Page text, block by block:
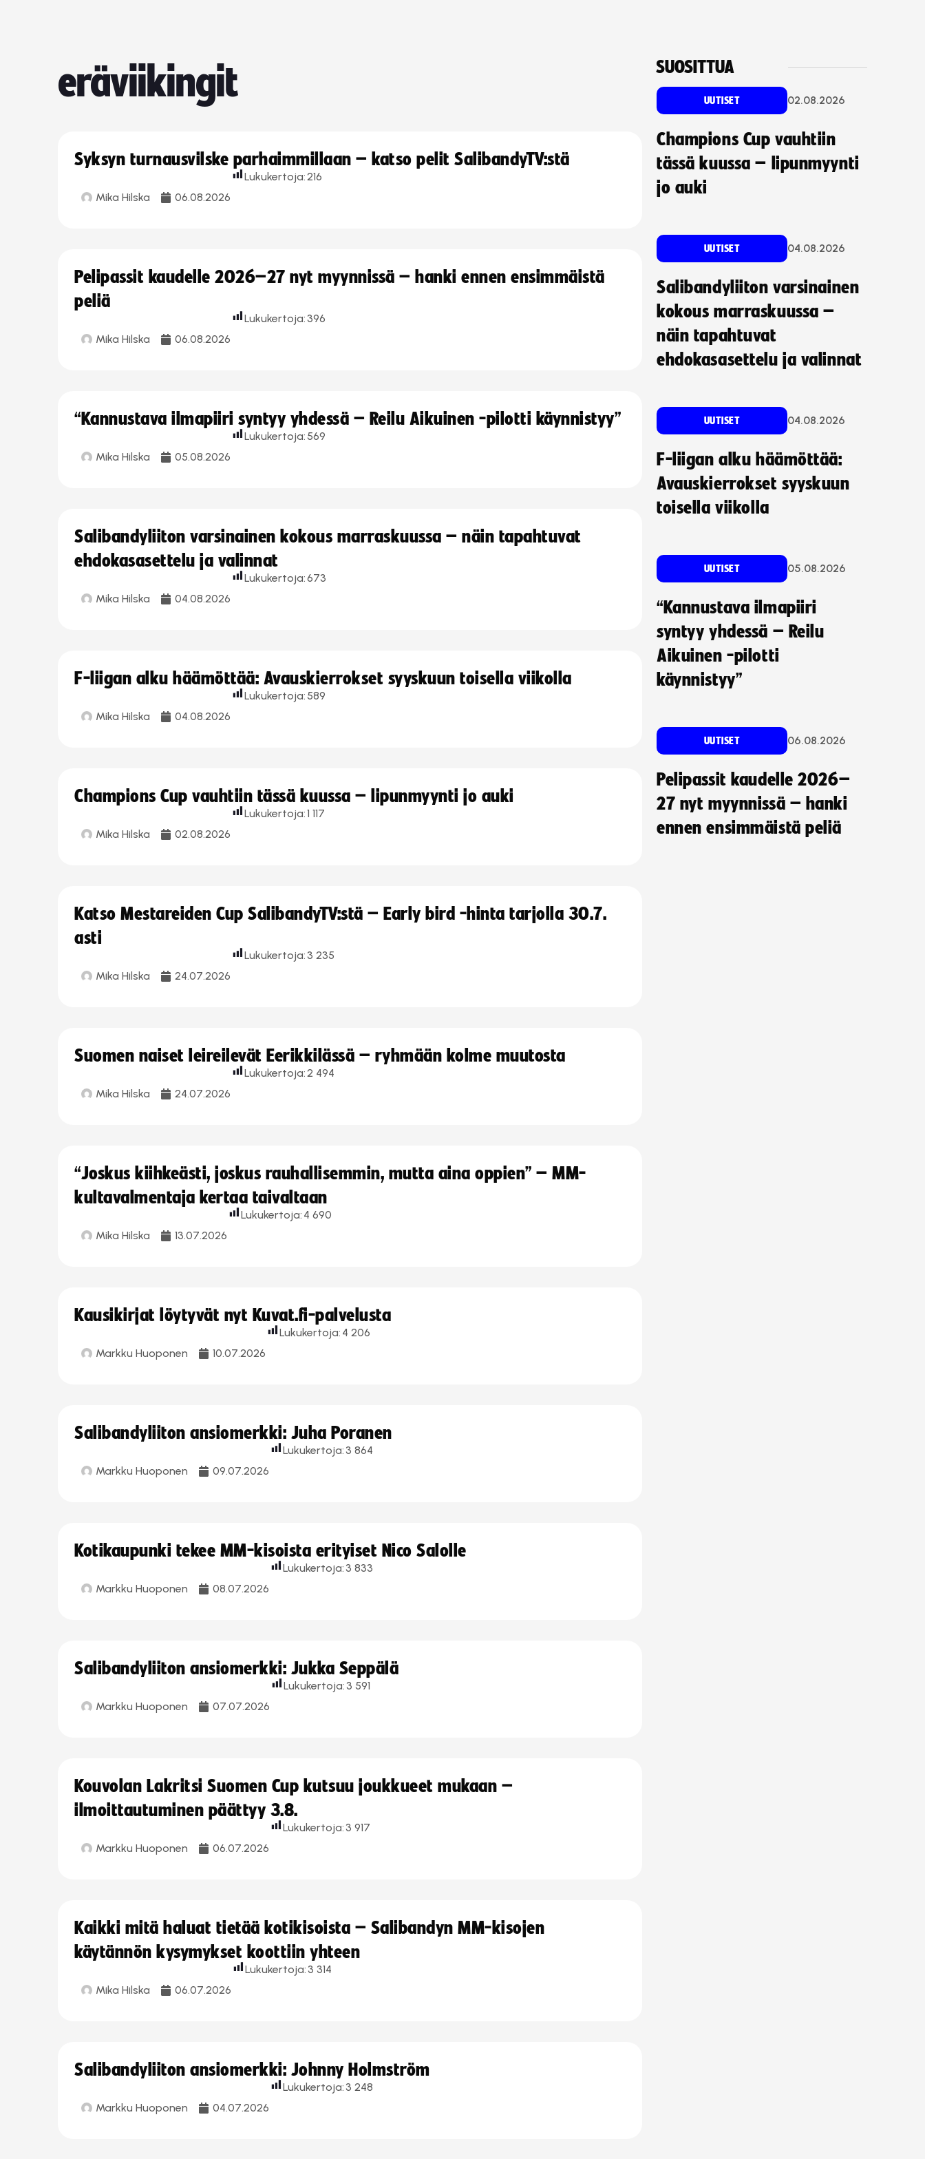
eräviikingit
Syksyn turnausvilske parhaimmillaan – katso pelit SalibandyTV:stä
Mika Hilska 06.08.2026
Lukukertoja:216
Pelipassit kaudelle 2026–27 nyt myynnissä – hanki ennen ensimmäistä
peliä
Mika Hilska 06.08.2026
Lukukertoja: 396
“Kannustava ilmapiiri syntyy yhdessä – Reilu Aikuinen -pilotti käynnistyy”
Mika Hilska 05.08.2026
Lukukertoja: 569
Salibandyliiton varsinainen kokous marraskuussa – näin tapahtuvat
ehdokasasettelu ja valinnat
Mika Hilska 04.08.2026
Lukukertoja:673
F-liigan alku häämöttää: Avauskierrokset syyskuun toisella viikolla
Mika Hilska 04.08.2026
Lukukertoja: 589
Champions Cup vauhtiin tässä kuussa – lipunmyynti jo auki
Mika Hilska 02.08.2026
Lukukertoja:1 117
Katso Mestareiden Cup SalibandyTV:stä – Early bird -hinta tarjolla 30.7.
asti
Mika Hilska 24.07.2026
Lukukertoja: 3 235
Suomen naiset leireilevät Eerikkilässä – ryhmään kolme muutosta
Mika Hilska 24.07.2026
Lukukertoja:2 494
“Joskus kiihkeästi, joskus rauhallisemmin, mutta aina oppien” – MM-
kultavalmentaja kertaa taivaltaan
Mika Hilska 13.07.2026
Lukukertoja: 4 690
Kausikirjat löytyvät nyt Kuvat.fi-palvelusta
Markku Huoponen 10.07.2026
Lukukertoja: 4 206
Salibandyliiton ansiomerkki: Juha Poranen
Markku Huoponen 09.07.2026
Lukukertoja: 3 864
Kotikaupunki tekee MM-kisoista erityiset Nico Salolle
Markku Huoponen 08.07.2026
Lukukertoja: 3 833
Salibandyliiton ansiomerkki: Jukka Seppälä
Markku Huoponen 07.07.2026
Lukukertoja: 3 591
Kouvolan Lakritsi Suomen Cup kutsuu joukkueet mukaan –
ilmoittautuminen päättyy 3.8.
Markku Huoponen 06.07.2026
Lukukertoja: 3 917
Kaikki mitä haluat tietää kotikisoista – Salibandyn MM-kisojen
käytännön kysymykset koottiin yhteen
Mika Hilska 06.07.2026
Lukukertoja: 3 314
Salibandyliiton ansiomerkki: Johnny Holmström
Markku Huoponen 04.07.2026
Lukukertoja: 3 248
SUOSITTUA
UUTISET 02.08.2026
Champions Cup vauhtiin
tässä kuussa – lipunmyynti
jo auki
UUTISET 04.08.2026
Salibandyliiton varsinainen
kokous marraskuussa –
näin tapahtuvat
ehdokasasettelu ja valinnat
UUTISET 04.08.2026
F-liigan alku häämöttää:
Avauskierrokset syyskuun
toisella viikolla
UUTISET 05.08.2026
“Kannustava ilmapiiri
syntyy yhdessä – Reilu
Aikuinen -pilotti
käynnistyy”
UUTISET 06.08.2026
Pelipassit kaudelle 2026–
27 nyt myynnissä – hanki
ennen ensimmäistä peliä